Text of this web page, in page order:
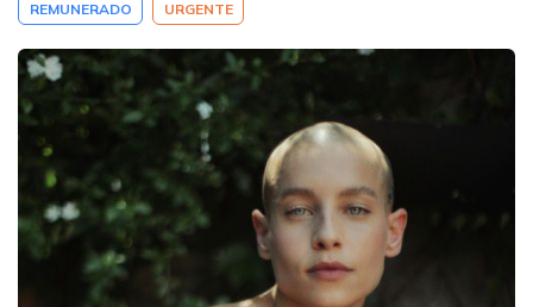
REMUNERADO URGENTE